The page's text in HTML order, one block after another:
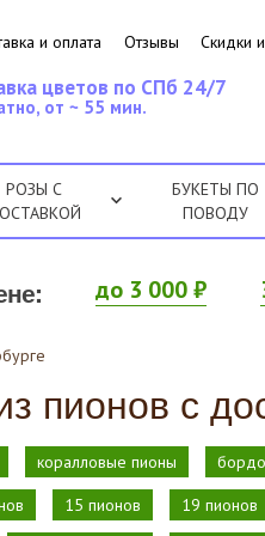
и оплата Отзывы Скидки
цветов по СПб 24/7
от ~ 55 мин.
РОЗЫ С
БУКЕТЫ ПО
ПОВОДУ
до 3 000 ₽
пионов с
коралловые пионы
15 пионов 19 пионов